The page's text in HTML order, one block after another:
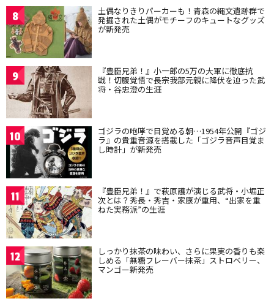
8 土偶なりきりパーカーも！青森の縄文遺跡群で
発掘された土偶がモチーフのキュートなグッズ
が新発売
9 『豊臣兄弟！』小一郎の5万の大軍に徹底抗
戦！切腹覚悟で長宗我部元親に降伏を迫った武
将・谷忠澄の生涯
10 ゴジラの咆哮で目覚める朝…1954年公開『ゴジ
ラ』の貴重音源を搭載した「ゴジラ音声目覚ま
し時計」が新発売
11 『豊臣兄弟！』で萩原護が演じる武将・小堀正
次とは？秀長・秀吉・家康が重用、“出家を重
ねた実務派”の生涯
12 しっかり抹茶の味わい、さらに果実の香りも楽
しめる「無糖フレーバー抹茶」ストロベリー、
マンゴー新発売